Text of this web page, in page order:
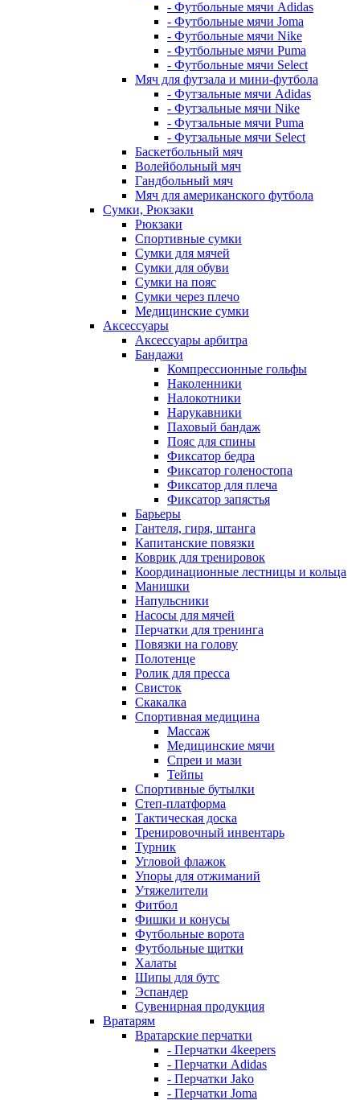
- Футбольные мячи Adidas
- Футбольные мячи Joma
- Футбольные мячи Nike
- Футбольные мячи Puma
- Футбольные мячи Select
Мяч для футзала и мини-футбола
- Футзальные мячи Adidas
- Футзальные мячи Nike
- Футзальные мячи Puma
- Футзальные мячи Select
Баскетбольный мяч
Волейбольный мяч
Гандбольный мяч
Мяч для американского футбола
Сумки, Рюкзаки
Рюкзаки
Спортивные сумки
Сумки для мячей
Сумки для обуви
Сумки на пояс
Сумки через плечо
Медицинские сумки
Аксессуары
Аксессуары арбитра
Бандажи
Компрессионные гольфы
Наколенники
Налокотники
Нарукавники
Паховый бандаж
Пояс для спины
Фиксатор бедра
Фиксатор голеностопа
Фиксатор для плеча
Фиксатор запястья
Барьеры
Гантеля, гиря, штанга
Капитанские повязки
Коврик для тренировок
Координационные лестницы и кольца
Манишки
Напульсники
Насосы для мячей
Перчатки для тренинга
Повязки на голову
Полотенце
Ролик для пресса
Свисток
Скакалка
Спортивная медицина
Массаж
Медицинские мячи
Спреи и мази
Тейпы
Спортивные бутылки
Степ-платформа
Тактическая доска
Тренировочный инвентарь
Турник
Угловой флажок
Упоры для отжиманий
Утяжелители
Фитбол
Фишки и конусы
Футбольные ворота
Футбольные щитки
Халаты
Шипы для бутс
Эспандер
Сувенирная продукция
Вратарям
Вратарские перчатки
- Перчатки 4keepers
- Перчатки Adidas
- Перчатки Jako
- Перчатки Joma